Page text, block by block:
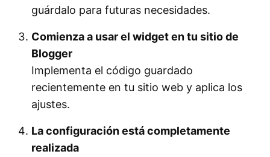
guárdalo para futuras necesidades.
Comienza a usar el widget en tu sitio de
Blogger
Implementa el código guardado
recientemente en tu sitio web y aplica los
ajustes.
La configuración está completamente
realizada